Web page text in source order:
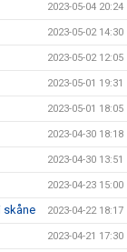
2023-05-04 20:24
2023-05-02 14:30
2023-05-02 12:05
2023-05-01 19:31
2023-05-01 18:05
2023-04-30 18:18
2023-04-30 13:51
2023-04-23 15:00
skåne 2023-04-22 18:17
2023-04-21 17:30